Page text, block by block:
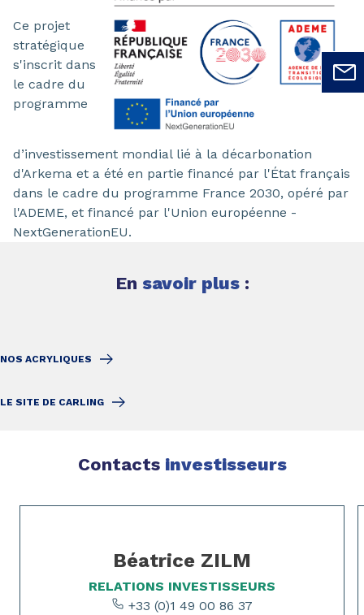
Ce projet
stratégique
s'inscrit dans
le cadre du
programme
d’investissement mondial lié à la décarbonation
d'Arkema et a été en partie financé par l'État français
dans le cadre du programme France 2030, opéré par
l'ADEME, et financé par l'Union européenne -
NextGenerationEU.
En savoir plus :
NOS ACRYLIQUES
LE SITE DE CARLING
Contacts investisseurs
Page 1 of 3
Béatrice ZILM
RELATIONS INVESTISSEURS
+33 (0)1 49 00 86 37